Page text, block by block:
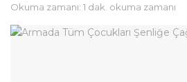
Okuma zamanı: 1 dak. okuma zamanı